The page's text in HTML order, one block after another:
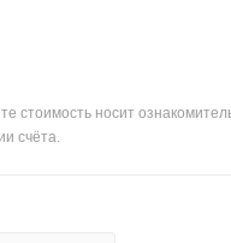
стоимость носит
счёта.